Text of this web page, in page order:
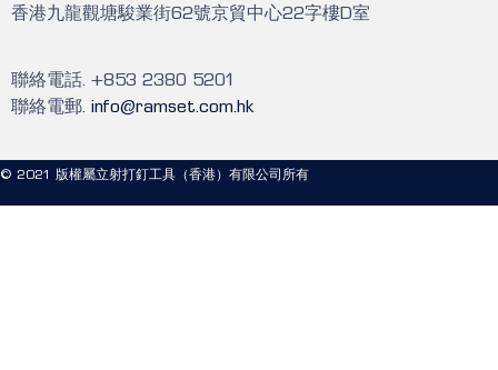
香港九龍觀塘駿業街62號京貿中心22字樓D室
聯絡電話. +853 2380 5201
聯絡電郵. info@ramset.com.hk
© 2021 版權屬立射打釘工具（香港）有限公司所有